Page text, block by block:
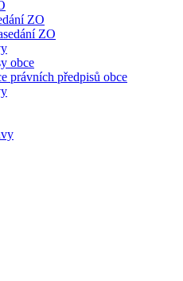
ZO
ZO
obce
právních předpisů obce